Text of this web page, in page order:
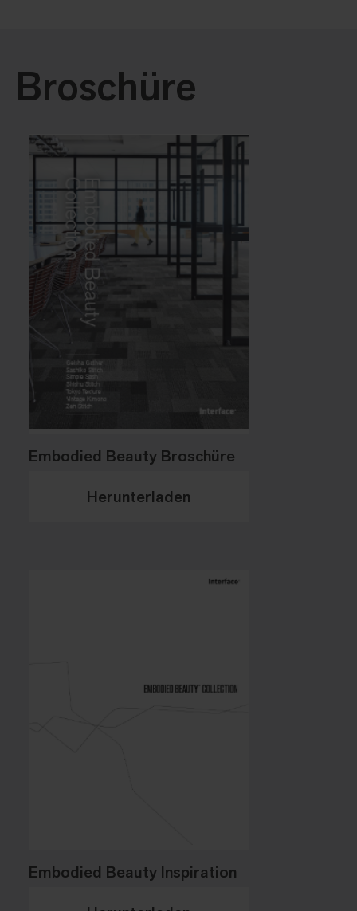
Broschüre
Embodied Beauty Broschüre
Herunterladen
Embodied Beauty Inspiration